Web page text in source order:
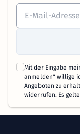
Mit der Eingabe
anmelden" willige
Angeboten zu
widerrufen. Es